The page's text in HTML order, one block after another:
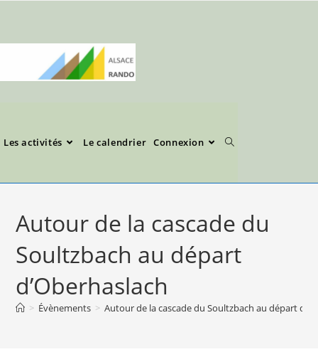
Les activités Le calendrier Connexion
Autour de la cascade du
Soultzbach au départ
d’Oberhaslach
> Évènements > Autour de la cascade du Soultzbach au départ